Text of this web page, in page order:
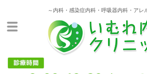
～内科・感染症内科・呼吸器内科・アレ